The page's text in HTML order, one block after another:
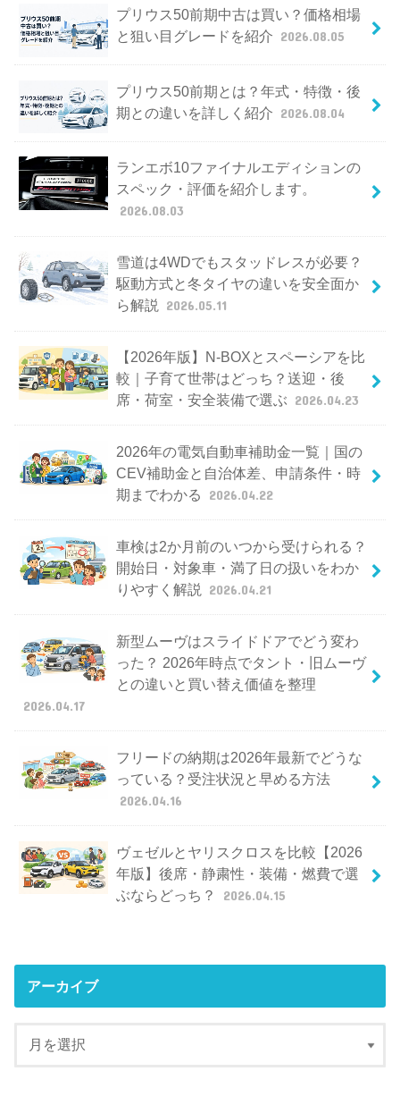
プリウス50前期中古は買い？価格相場
と狙い目グレードを紹介 2026.08.05
プリウス50前期とは？年式・特徴・後
期との違いを詳しく紹介 2026.08.04
ランエボ10ファイナルエディションの
スペック・評価を紹介します。
2026.08.03
雪道は4WDでもスタッドレスが必要？
駆動方式と冬タイヤの違いを安全面か
ら解説
2026.05.11
【2026年版】N-BOXとスペーシアを比
較｜子育て世帯はどっち？送迎・後
席・荷室・安全装備で選ぶ 2026.04.23
2026年の電気自動車補助金一覧｜国の
CEV補助金と自治体差、申請条件・時
期までわかる
2026.04.22
車検は2か月前のいつから受けられる？
開始日・対象車・満了日の扱いをわか
りやすく解説
2026.04.21
新型ムーヴはスライドドアでどう変わ
った？ 2026年時点でタント・旧ムーヴ
との違いと買い替え価値を整理
2026.04.17
フリードの納期は2026年最新でどうな
っている？受注状況と早める方法
2026.04.16
ヴェゼルとヤリスクロスを比較【2026
年版】後席・静粛性・装備・燃費で選
ぶならどっち？
2026.04.15
アーカイブ